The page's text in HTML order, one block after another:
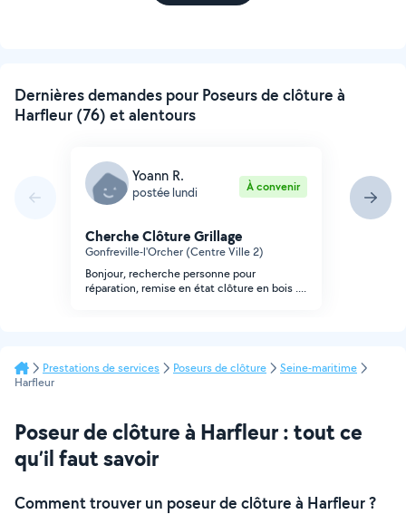
Dernières demandes pour Poseurs de clôture à
Harfleur (76) et alentours
Yoann R.
postée lundi À convenir
Cherche Clôture Grillage
Gonfreville-l'Orcher (Centre Ville 2)
Bonjour, recherche personne pour
réparation, remise en état clôture en bois ....
Prestations de services Poseurs de clôture
Seine-maritime
Harfleur
Poseur de clôture à Harfleur : tout ce
qu’il faut savoir
Comment trouver un poseur de clôture à Harfleur ?